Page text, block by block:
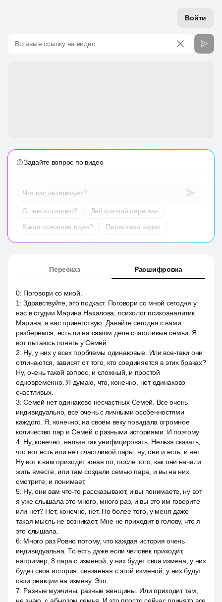
Войти
Вставьте ссылку на видео
Задайте вопрос по видео
Что вас интересует?
О чем это видео?
Дай краткий пересказ
Какая основная идея?
Перескажи видео
Пересказ Расшифровка
0: Поговори со мной.
1 :Здравствуйте, это подкаст. Поговори со мной сегодня у
нас в студии Марина Нахалова, психолог психоаналитик
Марина, я вас приветствую. Давайте сегодня с вами
разберёмся, есть ли на самом деле счастливые семьи. Я
вот пытаюсь понять у Семей
2: Ну, у них у всех проблемы одинаковые. Или все-таки они
отличаются, зависят от того, кто соединяется в этих браках?
Ну, очень такой вопрос, и сложный, и простой
одновременно. Я думаю, что, конечно, нет одинаково
счастливых.
3:Семей нет одинаково несчастных Семей. Все очень
индивидуально, все очень с личными особенностями
каждого. Я, конечно, на своём веку повидала огромное
количество пар и Семей с разными историями. И поэтому
4: Ну, конечно, нельзя так унифицировать. Нельзя сказать,
что вот есть или нет счастливой пары, ну, они и есть, и нет.
Ну вот к вам приходит юная по, после того, как они начали
жить вместе, или там создали семью пара, и вы на них
смотрите, и понимает,
5: Ну, они вам что-то рассказывают, и вы понимаете, ну вот
я уже слышала это много, много раз, и вы это им говорите
или нет? Нет, конечно, нет. Но более того, у меня даже
такая мысль не возникает. Мне не приходит в голову, что я
это слышала.
6: Много раз Ровно потому, что каждая история очень
индивидуальна. То есть даже если человек приходит,
например, 8 пара с изменой, у них будет своя измена, у них
будет своя история, связанная с этой изменой, у них будут
свои реакции на измену. Это
7: Разные мужчины, разные женщины. Или приходит там,